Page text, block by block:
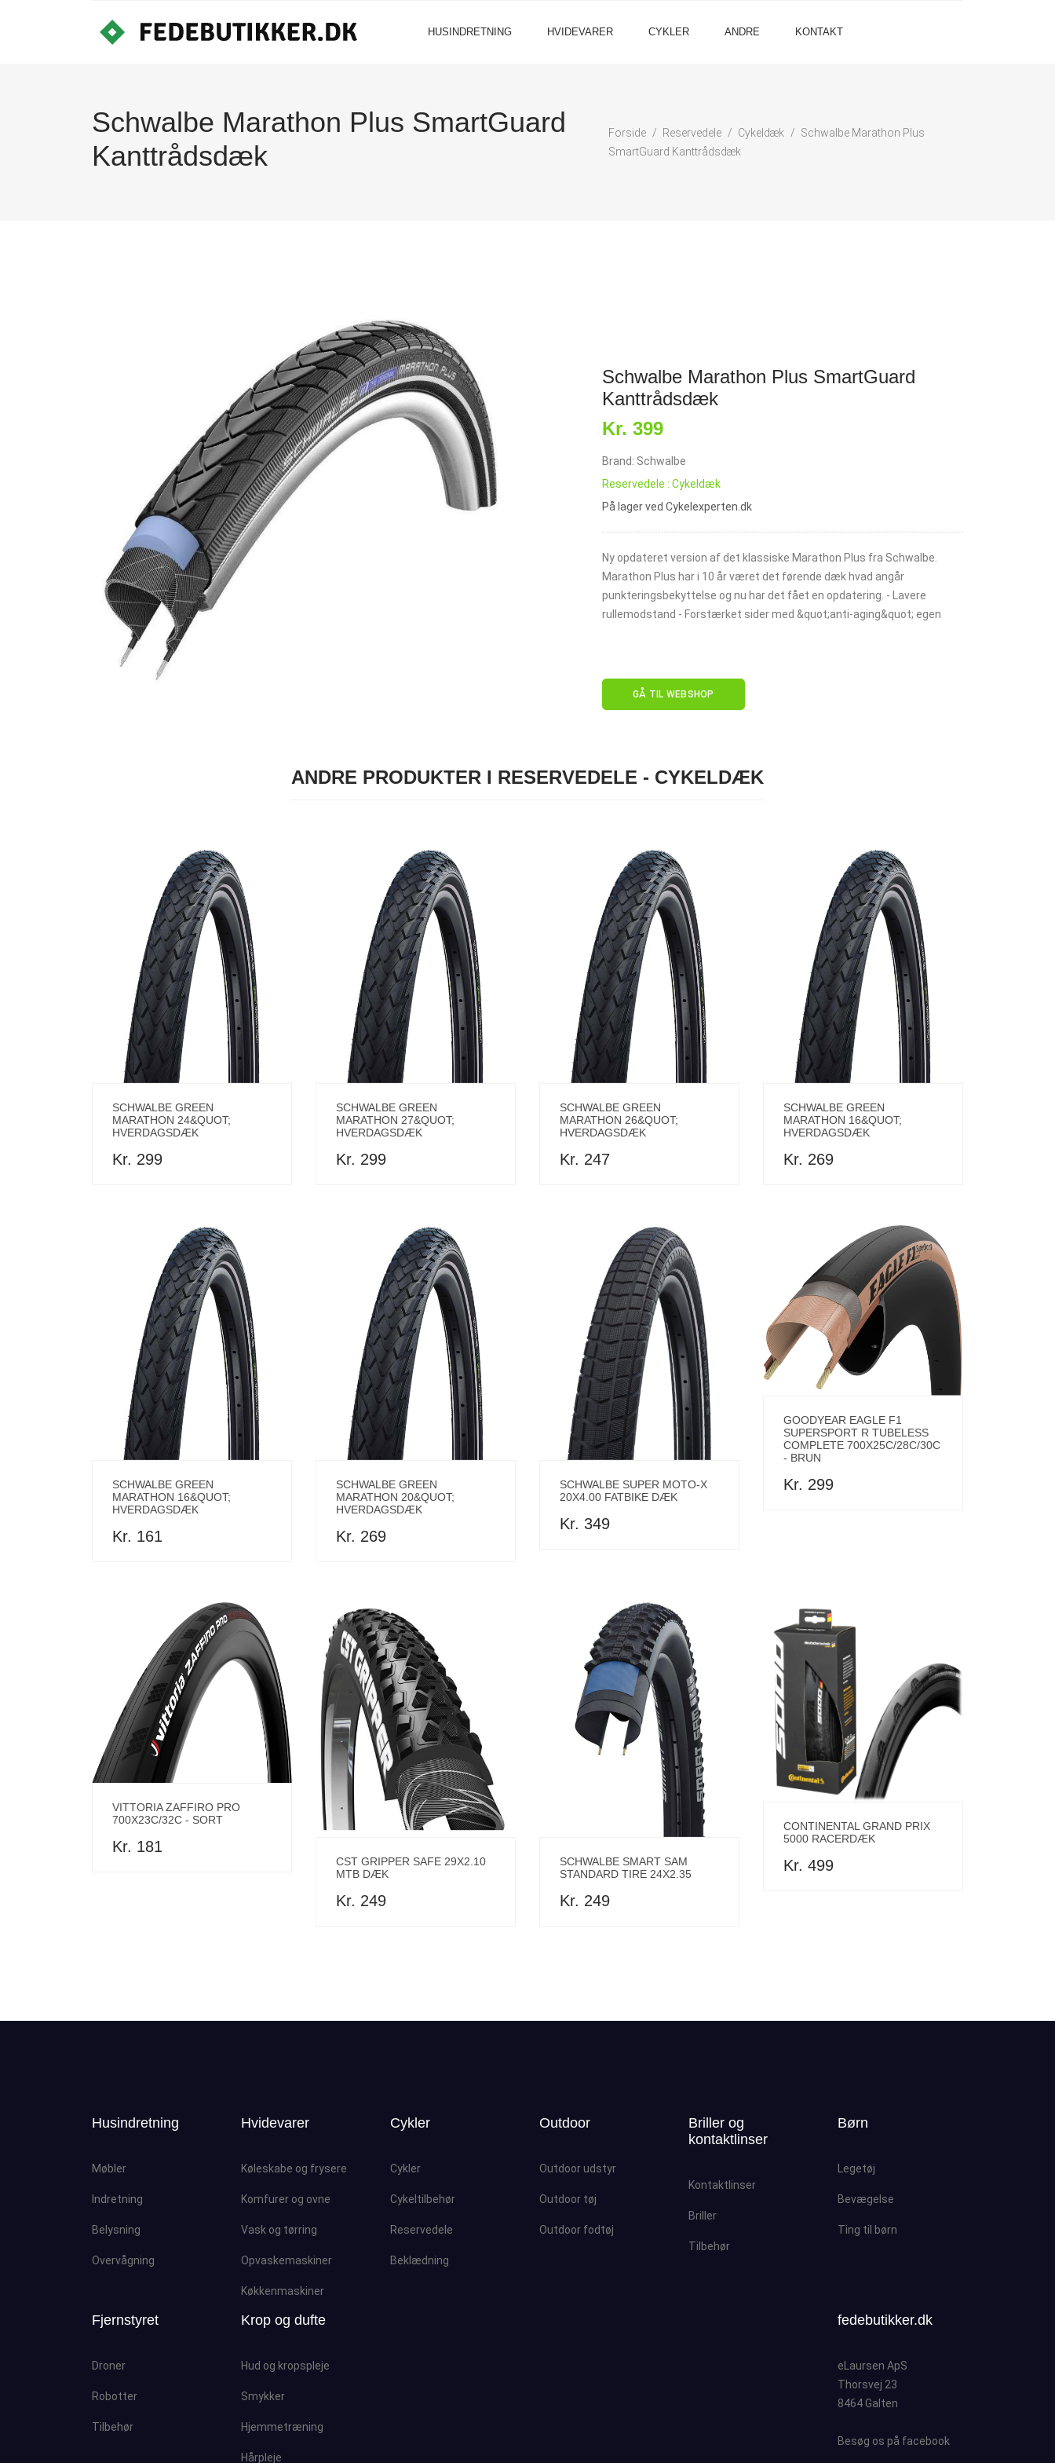
HUSINDRETNING HVIDEVARER CYKLER ANDRE KONTAKT
Schwalbe Marathon Plus SmartGuard
Kanttrådsdæk
Forside Reservedele Cykeldæk
Schwalbe Marathon Plus
SmartGuard Kanttrådsdæk
Schwalbe Marathon Plus SmartGuard
Kanttrådsdæk
Kr. 399
Brand: Schwalbe
Reservedele : Cykeldæk
På lager ved Cykelexperten.dk
Ny opdateret version af det klassiske Marathon Plus fra Schwalbe.
Marathon Plus har i 10 år været det førende dæk hvad angår
punkteringsbekyttelse og nu har det fået en opdatering. - Lavere
rullemodstand - Forstærket sider med &quot;anti-aging&quot; egen
GÅ TIL WEBSHOP
ANDRE PRODUKTER I RESERVEDELE - CYKELDÆK
SCHWALBE GREEN
MARATHON 24&QUOT;
HVERDAGSDÆK
Kr. 299
SCHWALBE GREEN
MARATHON 27&QUOT;
HVERDAGSDÆK
Kr. 299
SCHWALBE GREEN
MARATHON 26&QUOT;
HVERDAGSDÆK
Kr. 247
SCHWALBE GREEN
MARATHON 16&QUOT;
HVERDAGSDÆK
Kr. 269
SCHWALBE GREEN
MARATHON 16&QUOT;
HVERDAGSDÆK
Kr. 161
SCHWALBE GREEN
MARATHON 20&QUOT;
HVERDAGSDÆK
Kr. 269
SCHWALBE SUPER MOTO-X
20X4.00 FATBIKE DÆK
Kr. 349
GOODYEAR EAGLE F1
SUPERSPORT R TUBELESS
COMPLETE 700X25C/28C/30C
- BRUN
Kr. 299
VITTORIA ZAFFIRO PRO
700X23C/32C - SORT
Kr. 181
CST GRIPPER SAFE 29X2.10
MTB DÆK
Kr. 249
SCHWALBE SMART SAM
STANDARD TIRE 24X2.35
Kr. 249
CONTINENTAL GRAND PRIX
5000 RACERDÆK
Kr. 499
Husindretning
Møbler
Indretning
Belysning
Overvågning
Hvidevarer
Køleskabe og frysere
Komfurer og ovne
Vask og tørring
Opvaskemaskiner
Køkkenmaskiner
Cykler
Cykler
Cykeltilbehør
Reservedele
Beklædning
Outdoor
Outdoor udstyr
Outdoor tøj
Outdoor fodtøj
Briller og
kontaktlinser
Kontaktlinser
Briller
Tilbehør
Børn
Legetøj
Bevægelse
Ting til børn
Fjernstyret
Droner
Robotter
Tilbehør
Krop og dufte
Hud og kropspleje
Smykker
Hjemmetræning
Hårpleje
fedebutikker.dk
eLaursen ApS
Thorsvej 23
8464 Galten
Besøg os på facebook